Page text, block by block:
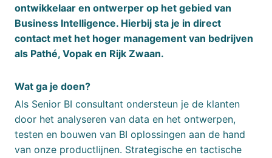
ontwikkelaar en ontwerper op het gebied van
Business Intelligence. Hierbij sta je in direct
contact met het hoger management van bedrijven
als Pathé, Vopak en Rijk Zwaan.
Wat ga je doen?
Als Senior BI consultant ondersteun je de klanten
door het analyseren van data en het ontwerpen,
testen en bouwen van BI oplossingen aan de hand
van onze productlijnen. Strategische en tactische